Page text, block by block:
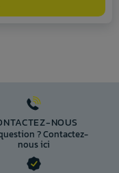
NOUS
? Contactez-
nous ici